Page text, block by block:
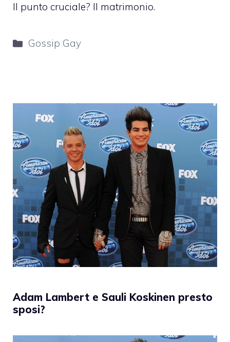
Il punto cruciale? Il matrimonio.
Categorie
Gossip Gay
Adam Lambert e Sauli Koskinen presto
sposi?